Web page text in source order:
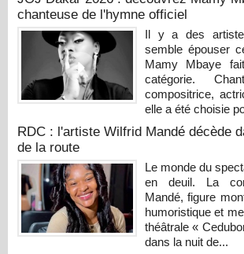
chanteuse de l'hymne officiel
Il y a des
semble épouser
Mamy Mbaye
catégorie.
compositrice,
elle a été choisie
RDC : l'artiste Wilfrid Mandé décède
de la route
Le monde du
en deuil. La
Mandé, figure
humoristique et
théâtrale «
dans la nuit de...